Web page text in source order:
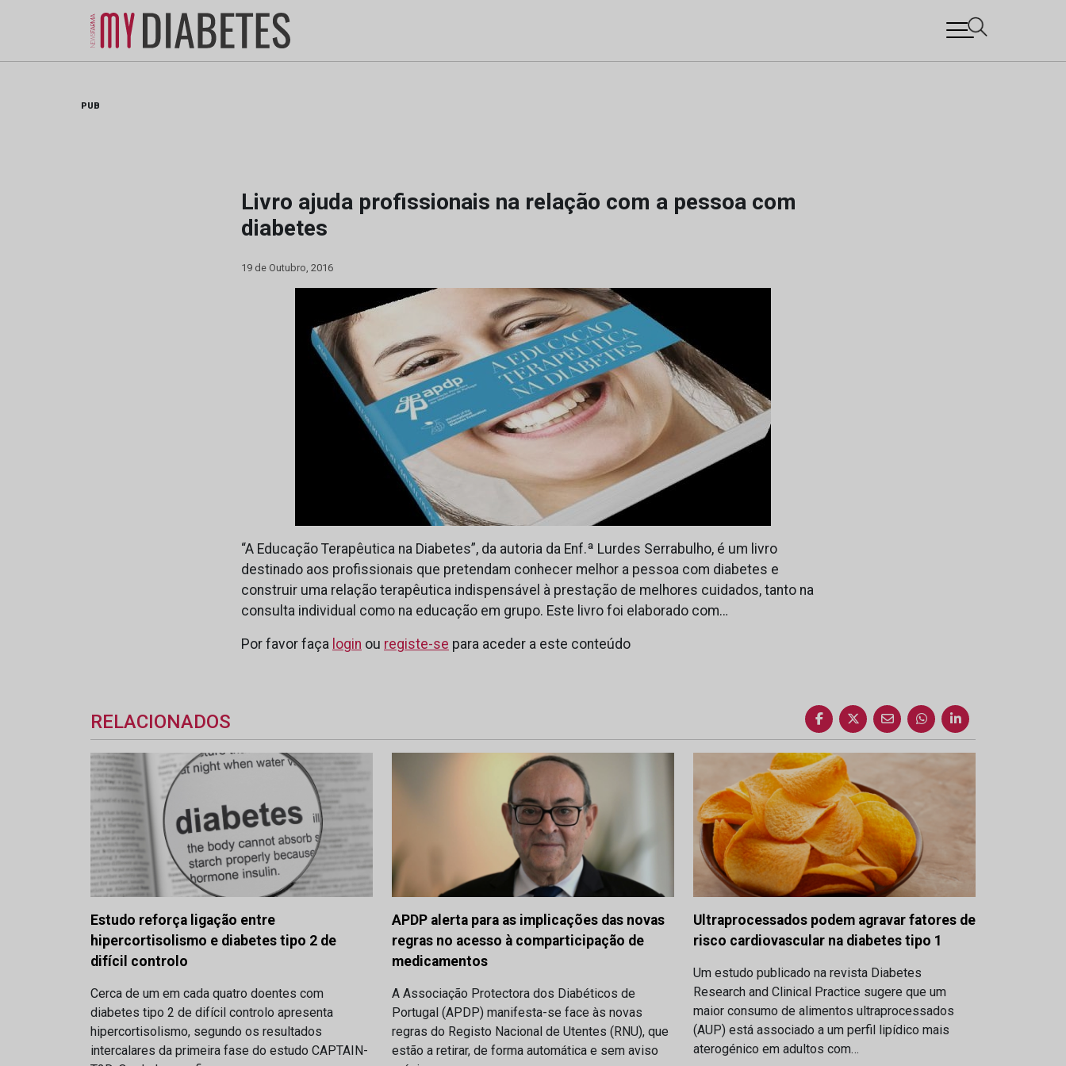
PUB
Livro ajuda profissionais na relação com a pessoa com
diabetes
19 de Outubro, 2016
“A Educação Terapêutica na Diabetes”, da autoria da Enf.ª Lurdes Serrabulho, é um livro
destinado aos profissionais que pretendam conhecer melhor a pessoa com diabetes e
construir uma relação terapêutica indispensável à prestação de melhores cuidados, tanto na
consulta individual como na educação em grupo. Este livro foi elaborado com…
Por favor faça login ou registe-se para aceder a este conteúdo
RELACIONADOS
Estudo reforça ligação entre
hipercortisolismo e diabetes tipo 2 de
difícil controlo
Cerca de um em cada quatro doentes com
diabetes tipo 2 de difícil controlo apresenta
hipercortisolismo, segundo os resultados
intercalares da primeira fase do estudo CAPTAIN-
APDP alerta para as implicações das novas
regras no acesso à comparticipação de
medicamentos
A Associação Protectora dos Diabéticos de
Portugal (APDP) manifesta-se face às novas
regras do Registo Nacional de Utentes (RNU), que
estão a retirar, de forma automática e sem aviso
Ultraprocessados podem agravar fatores de
risco cardiovascular na diabetes tipo 1
Um estudo publicado na revista Diabetes
Research and Clinical Practice sugere que um
maior consumo de alimentos ultraprocessados
(AUP) está associado a um perfil lipídico mais
aterogénico em adultos com…